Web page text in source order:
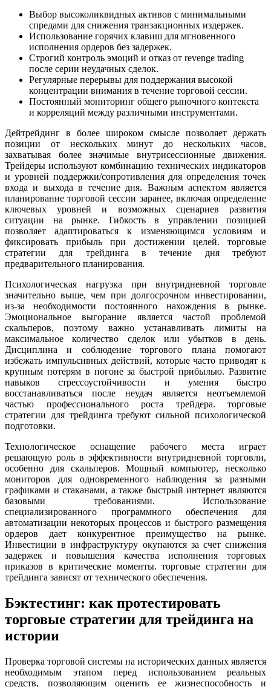
Выбор высоколиквидных активов с минимальными
спредами для снижения транзакционных издержек.
Использование горячих клавиш для мгновенного
исполнения ордеров без задержек.
Строгий контроль эмоций и отказ от revenge trading
после серии неудачных сделок.
Регулярные перерывы для поддержания высокой
концентрации внимания в течение торговой сессии.
Постоянный мониторинг общего рыночного контекста
и корреляций между различными инструментами.
Дейтрейдинг в более широком смысле позволяет держать
позиции от нескольких минут до нескольких часов,
захватывая более значимые внутрисессионные движения.
Трейдеры используют комбинацию технических индикаторов
и уровней поддержки/сопротивления для определения точек
входа и выхода в течение дня. Важным аспектом является
планирование торговой сессии заранее, включая определение
ключевых уровней и возможных сценариев развития
ситуации на рынке. Гибкость в управлении позицией
позволяет адаптироваться к изменяющимся условиям и
фиксировать прибыль при достижении целей. торговые
стратегии для трейдинга в течение дня требуют
предварительного планирования.
Психологическая нагрузка при внутридневной торговле
значительно выше, чем при долгосрочном инвестировании,
из-за необходимости постоянного нахождения в рынке.
Эмоциональное выгорание является частой проблемой
скальперов, поэтому важно устанавливать лимиты на
максимальное количество сделок или убытков в день.
Дисциплина и соблюдение торгового плана помогают
избежать импульсивных действий, которые часто приводят к
крупным потерям в погоне за быстрой прибылью. Развитие
навыков стрессоустойчивости и умения быстро
восстанавливаться после неудач является неотъемлемой
частью профессионального роста трейдера. торговые
стратегии для трейдинга требуют сильной психологической
подготовки.
Технологическое оснащение рабочего места играет
решающую роль в эффективности внутридневной торговли,
особенно для скальперов. Мощный компьютер, несколько
мониторов для одновременного наблюдения за разными
графиками и стаканами, а также быстрый интернет являются
базовыми требованиями. Использование
специализированного программного обеспечения для
автоматизации некоторых процессов и быстрого размещения
ордеров дает конкурентное преимущество на рынке.
Инвестиции в инфраструктуру окупаются за счет снижения
задержек и повышения качества исполнения торговых
приказов в критические моменты. торговые стратегии для
трейдинга зависят от технического обеспечения.
Бэктестинг: как протестировать
торговые стратегии для трейдинга на
истории
Проверка торговой системы на исторических данных является
необходимым этапом перед использованием реальных
средств, позволяющим оценить ее жизнеспособность и